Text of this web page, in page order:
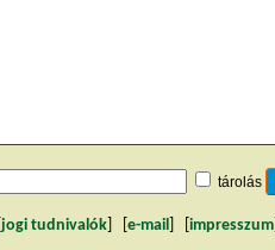
tárolás
jogi tudnivalók e-mail impresszum